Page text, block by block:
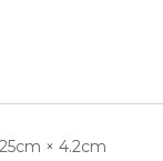
× 4.2cm